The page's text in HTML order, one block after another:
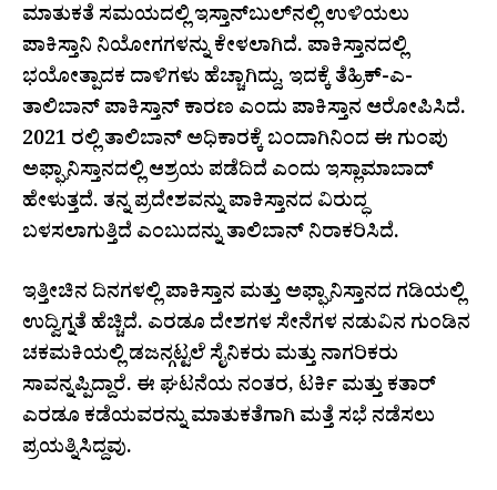
ಮಾತುಕತೆ ಸಮಯದಲ್ಲಿ ಇಸ್ತಾನ್​ಬುಲ್​ನಲ್ಲಿ ಉಳಿಯಲು
ಪಾಕಿಸ್ತಾನಿ ನಿಯೋಗಗಳನ್ನು ಕೇಳಲಾಗಿದೆ. ಪಾಕಿಸ್ತಾನದಲ್ಲಿ
ಭಯೋತ್ಪಾದಕ ದಾಳಿಗಳು ಹೆಚ್ಚಾಗಿದ್ದು, ಇದಕ್ಕೆ ತೆಹ್ರಿಕ್-ಎ-
ತಾಲಿಬಾನ್ ಪಾಕಿಸ್ತಾನ್ ಕಾರಣ ಎಂದು ಪಾಕಿಸ್ತಾನ ಆರೋಪಿಸಿದೆ.
2021 ರಲ್ಲಿ ತಾಲಿಬಾನ್ ಅಧಿಕಾರಕ್ಕೆ ಬಂದಾಗಿನಿಂದ ಈ ಗುಂಪು
ಅಫ್ಘಾನಿಸ್ತಾನದಲ್ಲಿ ಆಶ್ರಯ ಪಡೆದಿದೆ ಎಂದು ಇಸ್ಲಾಮಾಬಾದ್
ಹೇಳುತ್ತದೆ. ತನ್ನ ಪ್ರದೇಶವನ್ನು ಪಾಕಿಸ್ತಾನದ ವಿರುದ್ಧ
ಬಳಸಲಾಗುತ್ತಿದೆ ಎಂಬುದನ್ನು ತಾಲಿಬಾನ್ ನಿರಾಕರಿಸಿದೆ.
ಇತ್ತೀಚಿನ ದಿನಗಳಲ್ಲಿ ಪಾಕಿಸ್ತಾನ ಮತ್ತು ಅಫ್ಘಾನಿಸ್ತಾನದ ಗಡಿಯಲ್ಲಿ
ಉದ್ವಿಗ್ನತೆ ಹೆಚ್ಚಿದೆ. ಎರಡೂ ದೇಶಗಳ ಸೇನೆಗಳ ನಡುವಿನ ಗುಂಡಿನ
ಚಕಮಕಿಯಲ್ಲಿ ಡಜನ್ಗಟ್ಟಲೆ ಸೈನಿಕರು ಮತ್ತು ನಾಗರಿಕರು
ಸಾವನ್ನಪ್ಪಿದ್ದಾರೆ. ಈ ಘಟನೆಯ ನಂತರ, ಟರ್ಕಿ ಮತ್ತು ಕತಾರ್
ಎರಡೂ ಕಡೆಯವರನ್ನು ಮಾತುಕತೆಗಾಗಿ ಮತ್ತೆ ಸಭೆ ನಡೆಸಲು
ಪ್ರಯತ್ನಿಸಿದ್ದವು.